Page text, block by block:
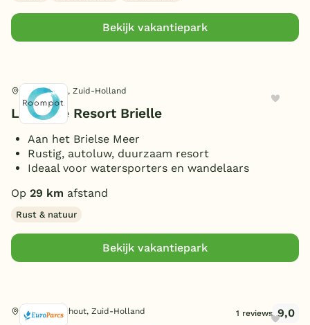
Bekijk vakantiepark
Zwartewaal, Zuid-Holland
Lakeside Resort Brielle
Aan het Brielse Meer
Rustig, autoluw, duurzaam resort
Ideaal voor watersporters en wandelaars
Op 29 km afstand
Rust & natuur
Bekijk vakantiepark
Noordwijkerhout, Zuid-Holland 1 reviews 9,0